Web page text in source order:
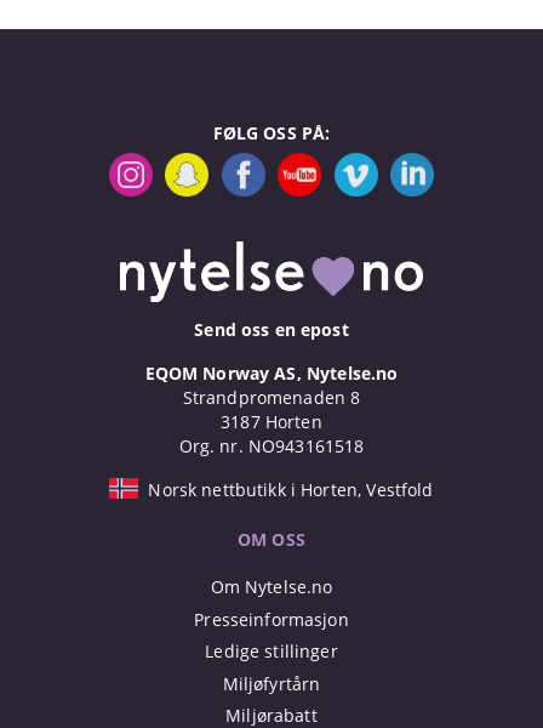
FØLG OSS PÅ:
Send oss en epost
EQOM Norway AS, Nytelse.no
Strandpromenaden 8
3187 Horten
Org. nr. NO943161518
Norsk nettbutikk i Horten, Vestfold
OM OSS
Om Nytelse.no
Presseinformasjon
Ledige stillinger
Miljøfyrtårn
Miljørabatt